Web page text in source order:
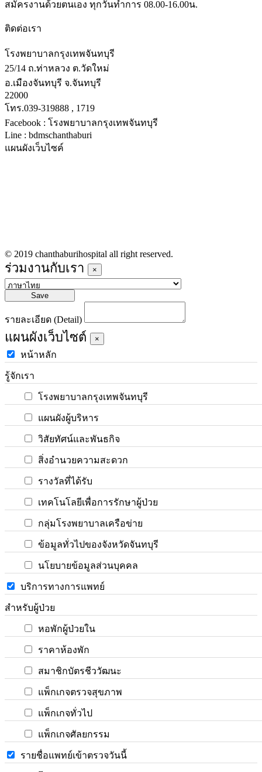
สมัครงานด้วยตนเอง ทุกวันทำการ 08.00-16.00น.
ติดต่อเรา
โรงพยาบาลกรุงเทพจันทบุรี
25/14 ถ.ท่าหลวง ต.วัดใหม่
อ.เมืองจันทบุรี จ.จันทบุรี
22000
โทร.039-319888 , 1719
Facebook : โรงพยาบาลกรุงเทพจันทบุรี
Line : bdmschanthaburi
แผนผังเว็บไซค์
© 2019 chanthaburihospital all right reserved.
ร่วมงานกับเรา ×
Save
รายละเอียด (Detail)
แผนผังเว็บไซต์ ×
หน้าหลัก
รู้จักเรา
โรงพยาบาลกรุงเทพจันทบุรี
แผนผังผู้บริหาร
วิสัยทัศน์และพันธกิจ
สิ่งอำนวยความสะดวก
รางวัลที่ได้รับ
เทคโนโลยีเพื่อการรักษาผู้ป่วย
กลุ่มโรงพยาบาลเครือข่าย
ข้อมูลทั่วไปของจังหวัดจันทบุรี
นโยบายข้อมูลส่วนบุคคล
บริการทางการแพทย์
สำหรับผู้ป่วย
หอพักผู้ป่วยใน
ราคาห้องพัก
สมาชิกบัตรชีววัฒนะ
แพ็กเกจตรวจสุขภาพ
แพ็กเกจทั่วไป
แพ็กเกจศัลยกรรม
รายชื่อแพทย์เข้าตรวจวันนี้